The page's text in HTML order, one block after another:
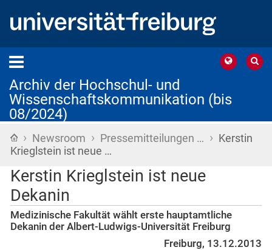
Archiv der Hochschul- und
Wissenschaftskommunikation (bis
08/2024)
Startseite
› Newsroom › Pressemitteilungen … › Kerstin
Krieglstein ist neue …
Kerstin Krieglstein ist neue
Dekanin
Medizinische Fakultät wählt erste hauptamtliche
Dekanin der Albert-Ludwigs-Universität Freiburg
Freiburg, 13.12.2013